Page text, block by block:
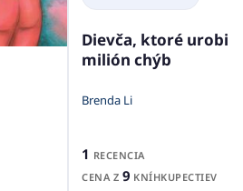
Dievča, ktoré urobilo
milión chýb
Brenda Li
1 RECENCIA
CENA Z 9 KNÍHKUPECTIEV